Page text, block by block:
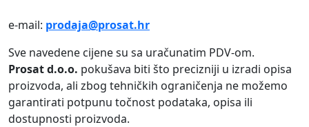
e-mail: prodaja@prosat.hr
Sve navedene cijene su sa uračunatim PDV-om.
Prosat d.o.o. pokušava biti što precizniji u izradi opisa
proizvoda, ali zbog tehničkih ograničenja ne možemo
garantirati potpunu točnost podataka, opisa ili
dostupnosti proizvoda.